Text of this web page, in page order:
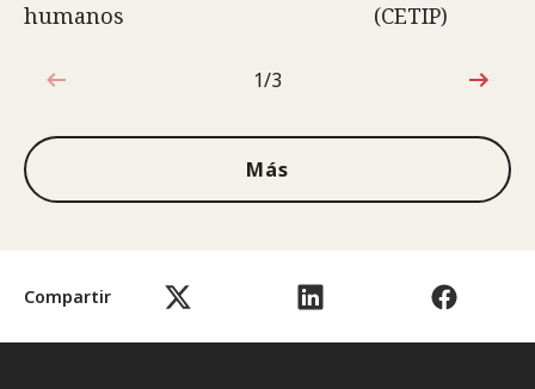
Compartir
humanos
(CETIP)
1de3
1/3
Más